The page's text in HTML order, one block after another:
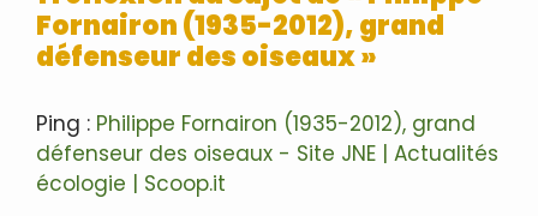
Fornairon (1935-2012), grand
défenseur des oiseaux »
Ping : Philippe Fornairon (1935-2012), grand
défenseur des oiseaux - Site JNE | Actualités
écologie | Scoop.it